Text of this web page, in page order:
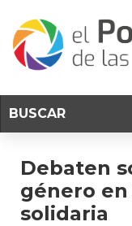
Debaten
género
solidaria